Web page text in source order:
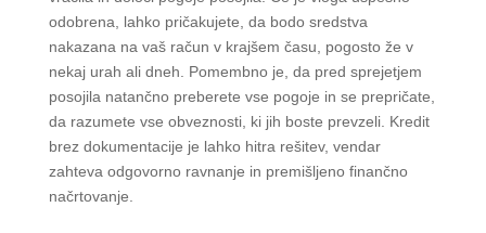
odobrena, lahko pričakujete, da bodo sredstva
nakazana na vaš račun v krajšem času, pogosto že v
nekaj urah ali dneh. Pomembno je, da pred sprejetjem
posojila natančno preberete vse pogoje in se prepričate,
da razumete vse obveznosti, ki jih boste prevzeli. Kredit
brez dokumentacije je lahko hitra rešitev, vendar
zahteva odgovorno ravnanje in premišljeno finančno
načrtovanje.